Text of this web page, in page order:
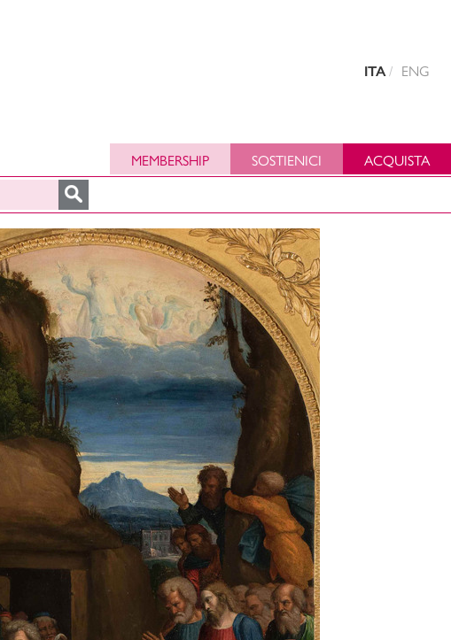
ITA ENG
MEMBERSHIP SOSTIENICI ACQUISTA